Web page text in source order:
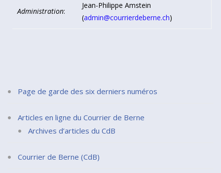
Administration:
Jean-Philippe Amstein
(admin@courrierdeberne.ch)
Page de garde des six derniers numéros
Articles en ligne du Courrier de Berne
Archives d’articles du CdB
Courrier de Berne (CdB)